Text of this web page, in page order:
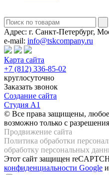
Адрес: г. Санкт-Петербург,
e-mail: info@tskcompany.ru
Карта сайта
+7 (812) 336-85-02
круглосуточно
Заказать звонок
Создание сайта
Студия А1
© Все права защищены,
возможно только с
Продвижение сайта
Политика обработки
обработку персональных
Этот сайт защищен
конфиденциальности Google и